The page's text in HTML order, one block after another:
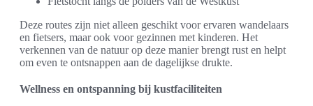
Deze routes zijn niet alleen geschikt voor ervaren wandelaars
en fietsers, maar ook voor gezinnen met kinderen. Het
verkennen van de natuur op deze manier brengt rust en helpt
om even te ontsnappen aan de dagelijkse drukte.
Wellness en ontspanning bij kustfaciliteiten